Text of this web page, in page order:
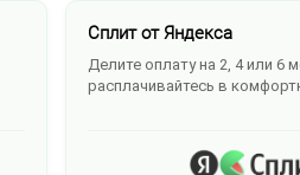
Сплит от Яндекса
Делите оплату на 2, 4 или 6
расплачивайтесь в